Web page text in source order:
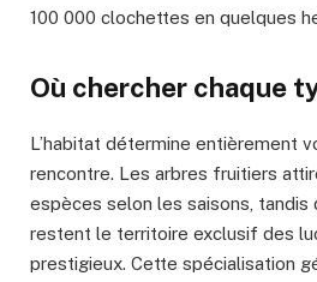
100 000 clochettes en quelques
Où chercher chaque
L’habitat détermine entièrement
rencontre. Les arbres fruitiers
espèces selon les saisons, tandis
restent le territoire exclusif des
prestigieux. Cette spécialisation